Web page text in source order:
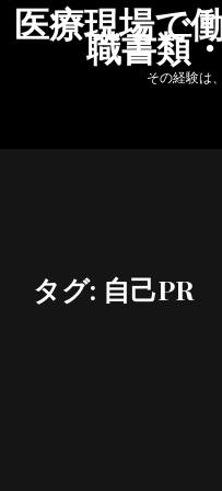
Skip
to医療現場で
職書類
その経験は
タグ: 自己PR